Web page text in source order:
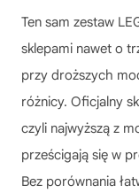
Ten sam zestaw
sklepami nawet o
przy droższych
różnicy. Oficjalny
czyli najwyższą z
prześcigają się w
Bez porównania